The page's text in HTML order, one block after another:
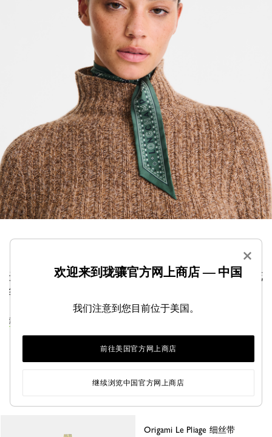
这款 Longchamp 方巾精巧点缀佩斯利印花与四叶草花
纹，为穿搭注入独特创意与波西米亚雅韵。
浏览丝带系列
您可能还喜欢
Origami Le Pliage 细丝带
×
欢迎来到珑骧官方网上商店 — 中国
我们注意到您目前位于美国。
前往美国官方网上商店
继续浏览中国官方网上商店